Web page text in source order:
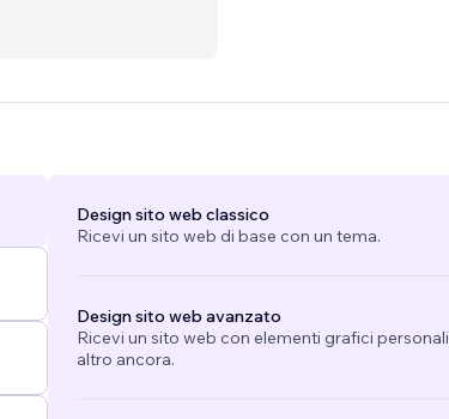
Design sito web classico
Ricevi un sito web di base con un tema.
Design sito web avanzato
Ricevi un sito web con elementi grafici
altro ancora.